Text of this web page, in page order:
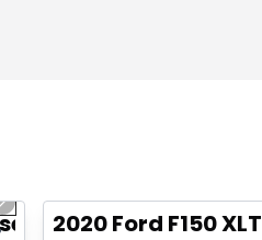
Next slide2020 Ford F150 XLT